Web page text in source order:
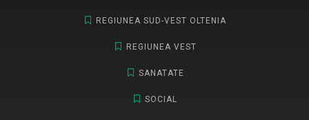
REGIUNEA SUD-VEST OLTENIA
REGIUNEA VEST
SANATATE
SOCIAL